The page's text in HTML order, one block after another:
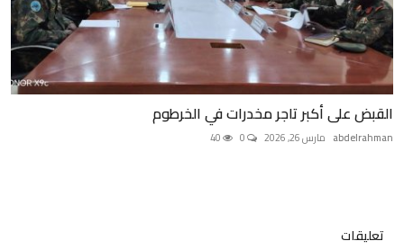
القبض على أكبر تاجر مخدرات في الخرطوم
abdelrahman مارس 26, 2026
تعليقات